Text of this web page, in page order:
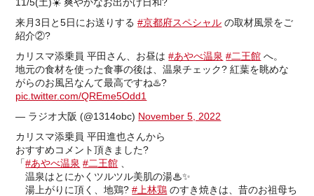
来月3日と5日にお送りする#京都府スペシャル の取材風景をご
紹介②?
カリスマ添乗員 平田さん、お昼は#あやべ温泉 #二王館 へ。
地元の食材を使った食事の後は、温泉チェック? 紅葉を眺めな
がらのお風呂なんて最高ですね♨️?
pic.twitter.com/QREme5Odd1
— ラジオ大阪 (@1314obc) November 5, 2022
カリスマ添乗員 平田進也さんから
おすすめコメント頂きました?
「#あやべ温泉 #二王館
温泉はとにかくツルツル美肌の湯♨✨
湯上がりに頂く、地鶏?#上林鶏 のすき焼きは、昔のお祖母ち